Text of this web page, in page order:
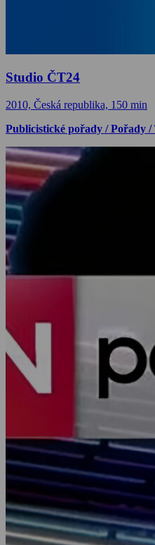
Studio ČT24
2010, Česká republika, 150 min
Publicistické pořady / Pořady /